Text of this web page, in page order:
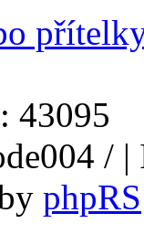
43095
/ |
phpRS